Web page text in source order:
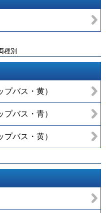
種別
バス・黄）
バス・青）
バス・黄）